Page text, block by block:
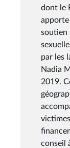
dont le
apporte
soutien
par les
Nadia
2019.
conseil